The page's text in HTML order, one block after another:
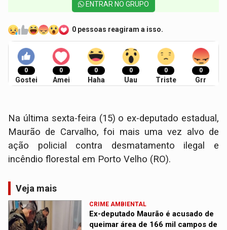
ENTRAR NO GRUPO
0 pessoas reagiram a isso.
0
Gostei
0
Amei
0
Haha
0
Uau
0
Triste
0
Grr
Na última sexta-feira (15) o ex-deputado estadual,
Maurão de Carvalho, foi mais uma vez alvo de
ação policial contra desmatamento ilegal e
incêndio florestal em Porto Velho (RO).
Veja mais
CRIME AMBIENTAL
Ex-deputado Maurão é acusado de
queimar área de 166 mil campos de